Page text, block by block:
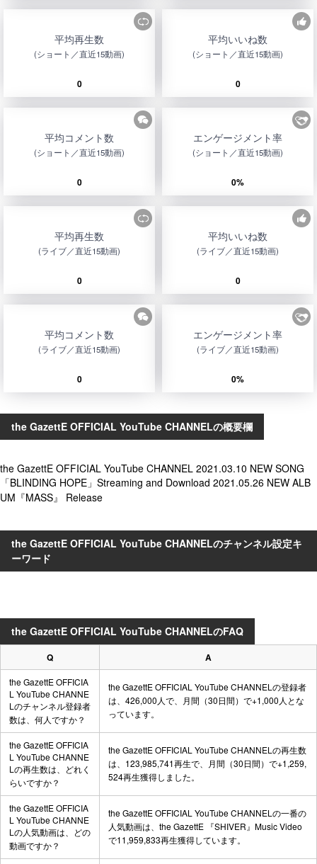
平均再生数
(ショート／直近15動画)
0
平均いいね数
(ショート／直近15動画)
0
平均コメント数
(ショート／直近15動画)
0
エンゲージメント率
(ショート／直近15動画)
0%
平均再生数
(ライブ／直近15動画)
0
平均いいね数
(ライブ／直近15動画)
0
平均コメント数
(ライブ／直近15動画)
0
エンゲージメント率
(ライブ／直近15動画)
0%
the GazettE OFFICIAL YouTube CHANNELの概要欄
the GazettE OFFICIAL YouTube CHANNEL 2021.03.10 NEW SONG
「BLINDING HOPE」Streaming and Download 2021.05.26 NEW ALB
UM『MASS』 Release
the GazettE OFFICIAL YouTube CHANNELのチャンネル設定キ
ーワード
the GazettE OFFICIAL YouTube CHANNELのFAQ
Q A
the GazettE OFFICIA
L YouTube CHANNE
Lのチャンネル登録者
数は、何人ですか？
the GazettE OFFICIAL YouTube CHANNELの登録者
は、426,000人で、月間（30日間）で+1,000人とな
っています。
the GazettE OFFICIA
L YouTube CHANNE
Lの再生数は、どれく
らいですか？
the GazettE OFFICIAL YouTube CHANNELの再生数
は、123,985,741再生で、月間（30日間）で+1,259,
524再生獲得しました。
the GazettE OFFICIA
L YouTube CHANNE
Lの人気動画は、どの
動画ですか？
the GazettE OFFICIAL YouTube CHANNELの一番の
人気動画は、 the GazettE 『SHIVER』Music Video
で11,959,833再生獲得しています。